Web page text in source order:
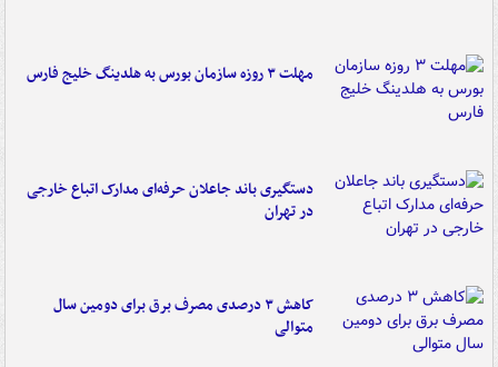
مهلت ۳ روزه سازمان بورس به هلدینگ خلیج فارس
دستگیری باند جاعلان حرفه‌ای مدارک اتباع خارجی
در تهران
کاهش ۳ درصدی مصرف برق برای دومین سال
متوالی